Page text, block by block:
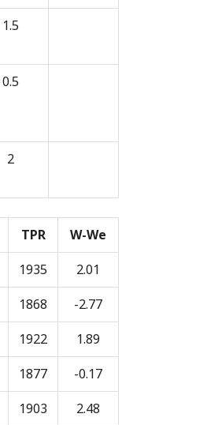
1.5
0.5
2
TPR
W-We
1935
2.01
1868
-2.77
1922
1.89
1877
-0.17
1903
2.48